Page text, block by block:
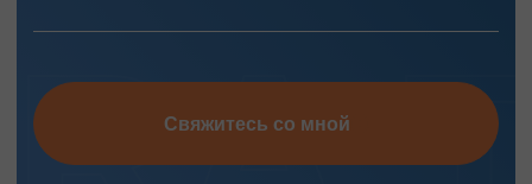
Свяжитесь со мной